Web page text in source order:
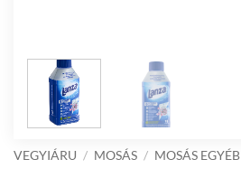
VEGYIÁRU / MOSÁS / MOSÁS EGYÉB